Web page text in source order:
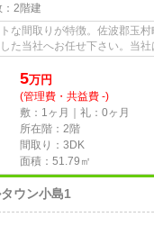
：2階建
な間取りが特徴。佐波郡玉
た当社へお任せ下さい。当
要...
5万円
(管理費・共益費 -)
敷：1ヶ月｜礼：0ヶ月
所在階：2階
間取り：3DK
面積：51.79㎡
ウン小島1